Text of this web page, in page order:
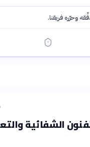
وحرّره فريقنا.
الشفائية